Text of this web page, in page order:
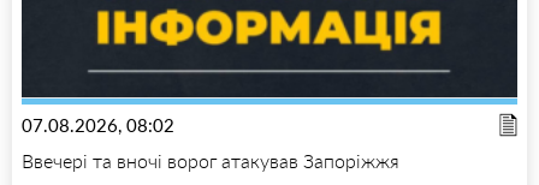
07.08.2026, 08:02
Ввечері та вночі ворог атакував Запоріжжя